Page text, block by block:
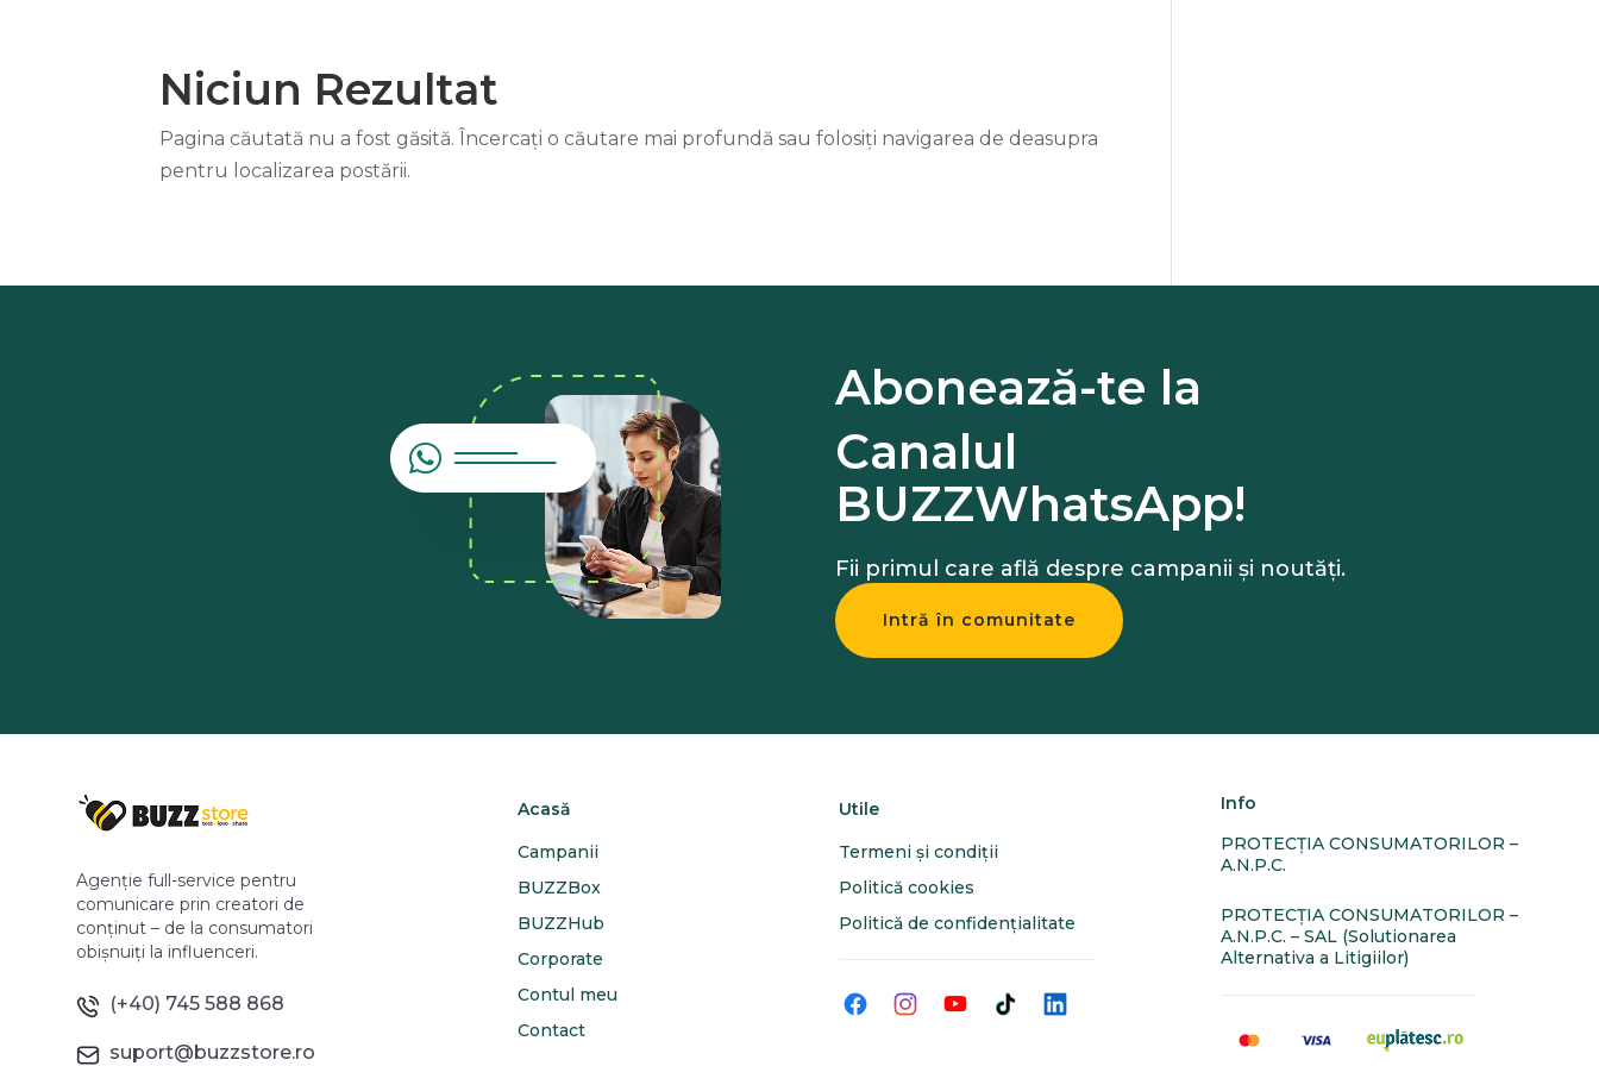
Niciun Rezultat
Pagina căutată nu a fost găsită. Încercați o căutare mai profundă sau folosiți navigarea de deasupra
pentru localizarea postării.
Abonează-te la
Canalul
BUZZWhatsApp!
Fii primul care află despre campanii și noutăți.
Intră în comunitate
Agenție full-service pentru
comunicare prin creatori de
conținut – de la consumatori
obișnuiți la influenceri.
(+40) 745 588 868
suport@buzzstore.ro
Acasă
Campanii
BUZZBox
BUZZHub
Corporate
Contul meu
Contact
Utile
Termeni și condiții
Politică cookies
Politică de confidențialitate
Info
PROTECŢIA CONSUMATORILOR –
A.N.P.C.
PROTECŢIA CONSUMATORILOR –
A.N.P.C. – SAL (Solutionarea
Alternativa a Litigiilor)